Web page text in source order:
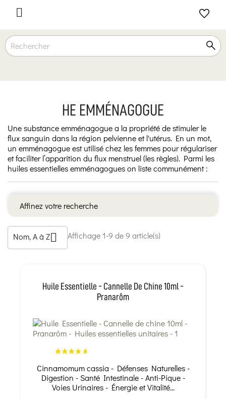

HE EMMÉNAGOGUE
Une substance emménagogue a la propriété de stimuler le
flux sanguin dans la région pelvienne et l'utérus. En un mot,
un emménagogue est utilisé chez les femmes pour régulariser
et faciliter l’apparition du flux menstruel (les règles). Parmi les
huiles essentielles emménagogues on liste communément :
Affinez votre recherche
Nom, A à Z Affichage 1-9 de 9 article(s)
Huile Essentielle - Cannelle De Chine 10ml -
Pranarôm
Cinnamomum cassia - Défenses Naturelles -
Digestion - Santé Intestinale - Anti-Pique -
Voies Urinaires - Énergie et Vitalité...